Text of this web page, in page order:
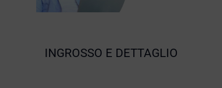
INGROSSO E DETTAGLIO